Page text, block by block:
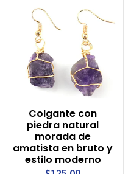
Colgante con
piedra natural
morada de
amatista en bruto y
estilo moderno